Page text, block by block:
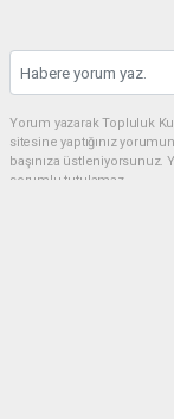
Yorum yazarak Topluluk
sitesine yaptığınız
başınıza
sorumlu tutulamaz.